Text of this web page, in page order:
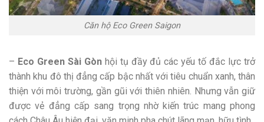
Căn hộ Eco Green Saigon
– Eco Green Sài Gònhội tụ đầy đủ các yếu tố đắc lực trở
thành khu đô thị đẳng cấp bậc nhất với tiêu chuẩn xanh, thân
thiện với môi trường, gần gũi với thiên nhiên. Nhưng vẫn giữ
được vẻ đẳng cấp sang trọng nhờ kiến trúc mang phong